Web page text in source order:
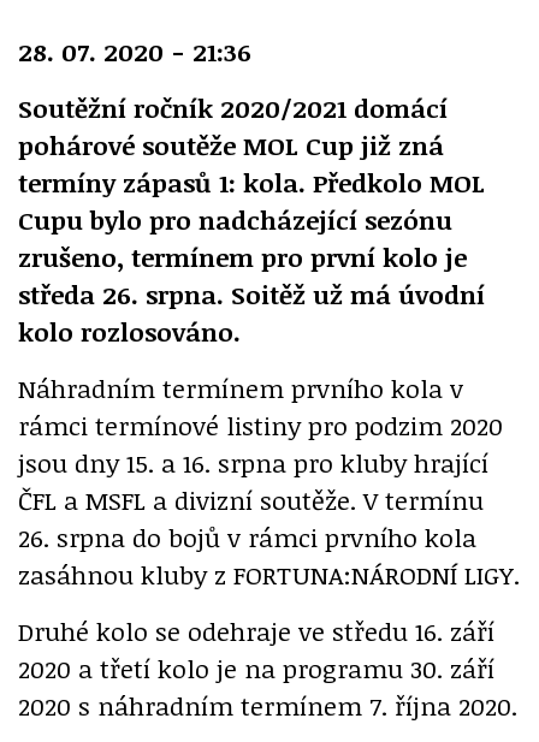
28. 07. 2020 - 21:36
Soutěžní ročník 2020/2021 domácí
pohárové soutěže MOL Cup již zná
termíny zápasů 1: kola. Předkolo MOL
Cupu bylo pro nadcházející sezónu
zrušeno, termínem pro první kolo je
středa 26. srpna. Soitěž už má úvodní
kolo rozlosováno.
Náhradním termínem prvního kola v
rámci termínové listiny pro podzim 2020
jsou dny 15. a 16. srpna pro kluby hrající
ČFL a MSFL a divizní soutěže. V termínu
26. srpna do bojů v rámci prvního kola
zasáhnou kluby z FORTUNA:NÁRODNÍ LIGY.
Druhé kolo se odehraje ve středu 16. září
2020 a třetí kolo je na programu 30. září
2020 s náhradním termínem 7. října 2020.